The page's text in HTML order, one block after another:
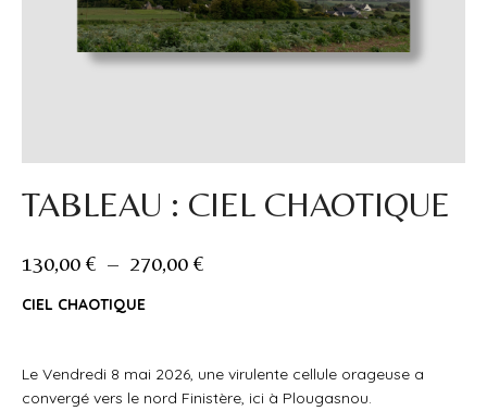
TABLEAU : CIEL CHAOTIQUE
130,00 € – 270,00 €
270,00 €
CIEL CHAOTIQUE
Le Vendredi 8 mai 2026, une virulente cellule orageuse a
convergé vers le nord Finistère, ici à Plougasnou.